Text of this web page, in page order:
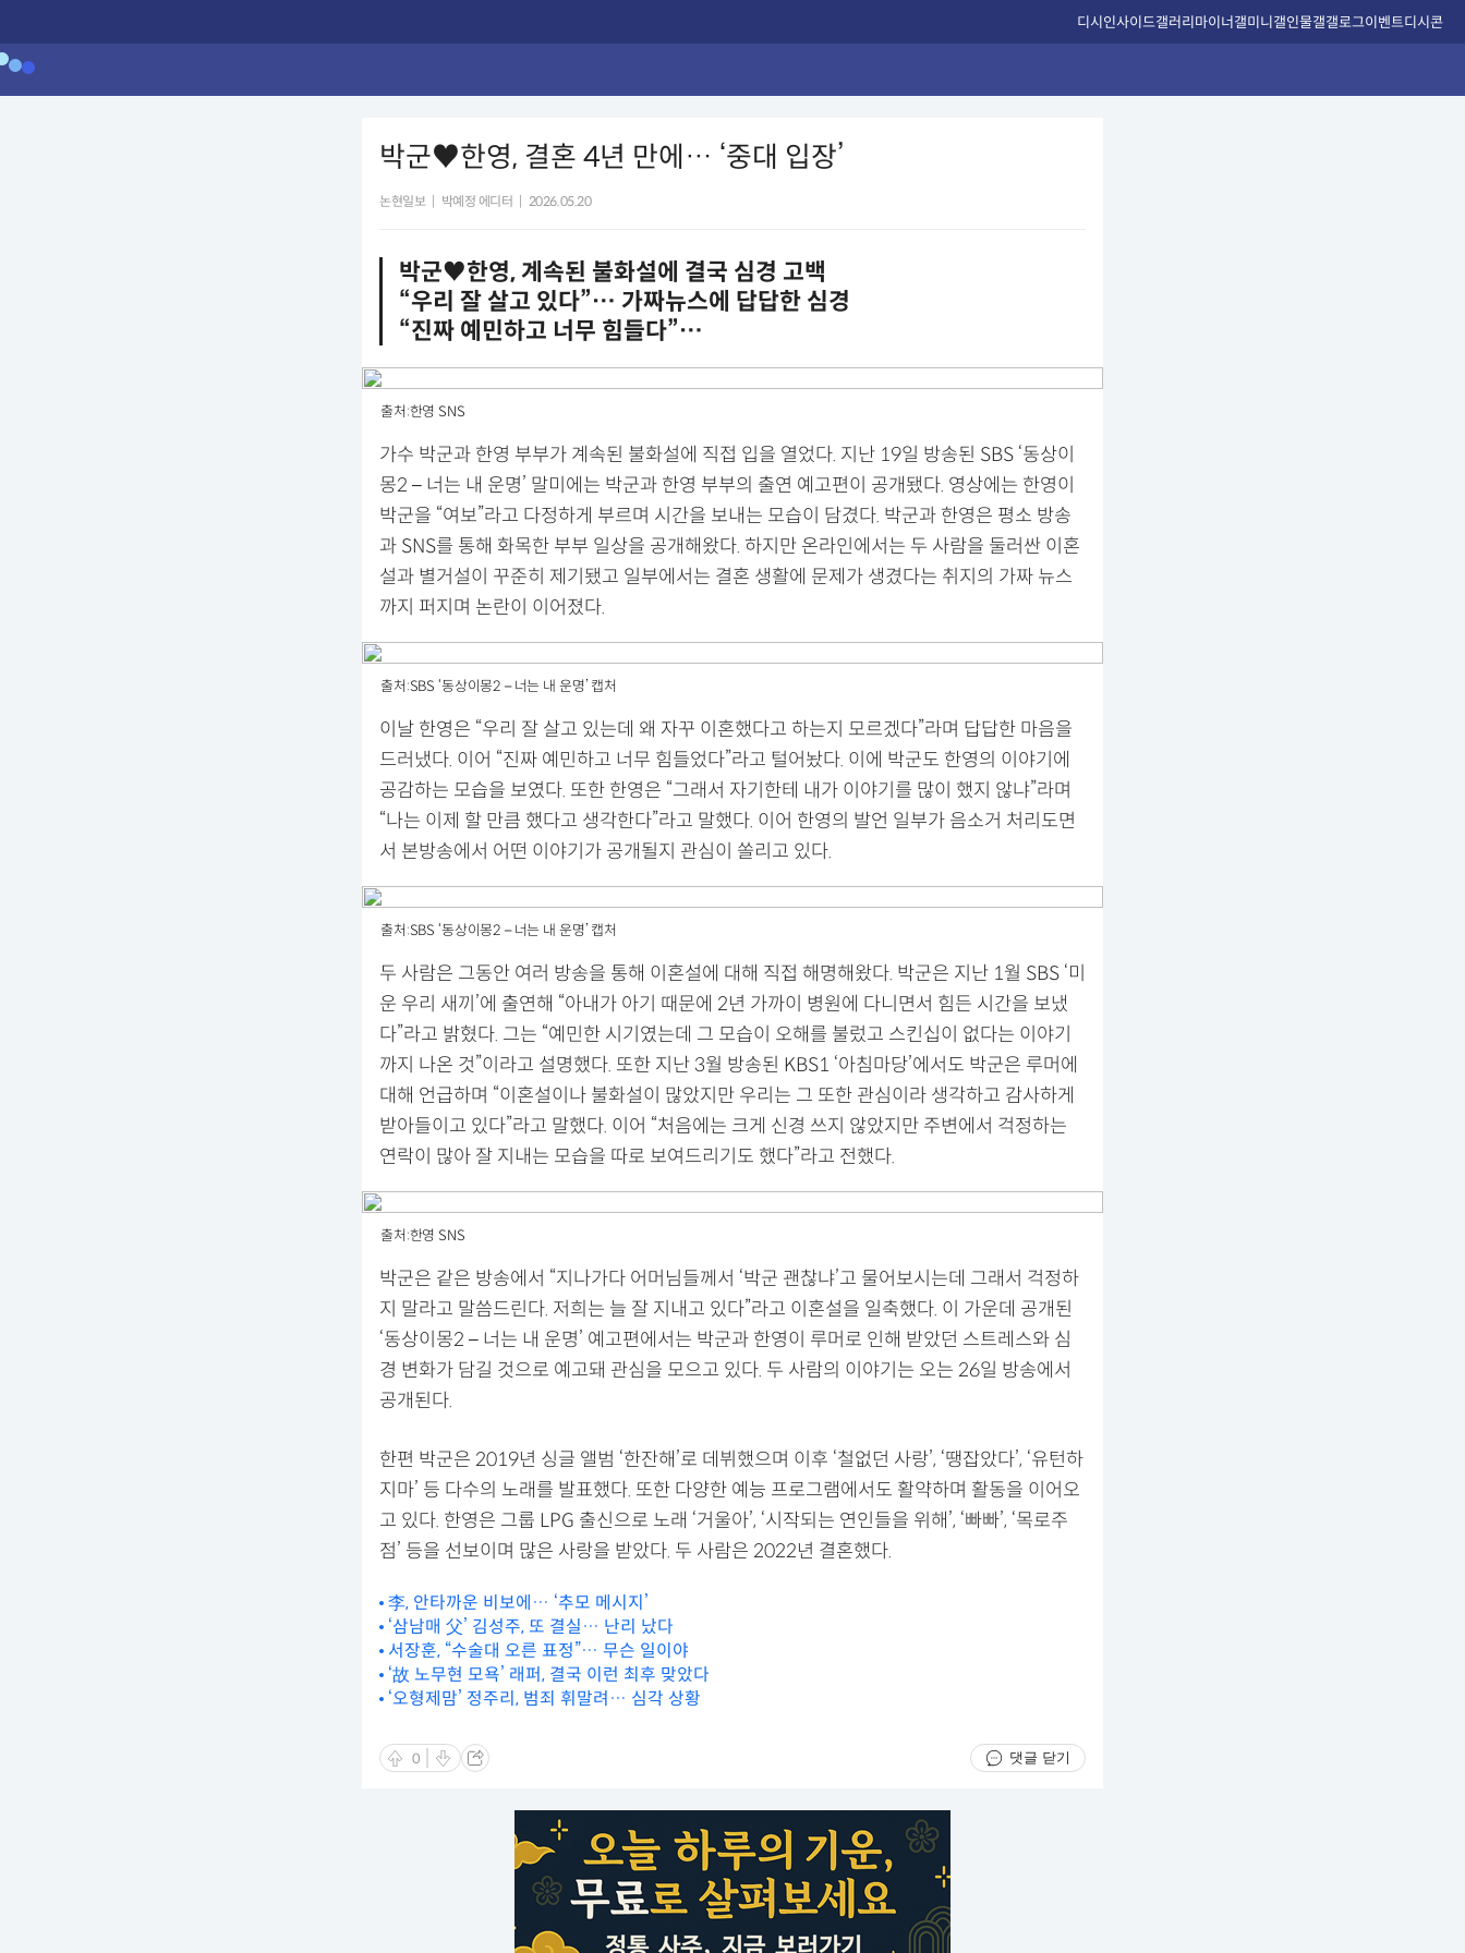
디시인사이드갤러리마이너갤미니갤인물갤갤로그이벤트디시콘
박군♥한영, 결혼 4년 만에… ‘중대 입장’
논현일보 박예정 에디터 2026.05.20
박군♥️한영, 계속된 불화설에 결국 심경 고백
“우리 잘 살고 있다”… 가짜뉴스에 답답한 심경
“진짜 예민하고 너무 힘들다”…
출처:한영 SNS
가수 박군과 한영 부부가 계속된 불화설에 직접 입을 열었다. 지난 19일 방송된 SBS ‘동상이
몽2 – 너는 내 운명’ 말미에는 박군과 한영 부부의 출연 예고편이 공개됐다. 영상에는 한영이
박군을 “여보”라고 다정하게 부르며 시간을 보내는 모습이 담겼다. 박군과 한영은 평소 방송
과 SNS를 통해 화목한 부부 일상을 공개해왔다. 하지만 온라인에서는 두 사람을 둘러싼 이혼
설과 별거설이 꾸준히 제기됐고 일부에서는 결혼 생활에 문제가 생겼다는 취지의 가짜 뉴스
까지 퍼지며 논란이 이어졌다.
출처:SBS ‘동상이몽2 – 너는 내 운명’ 캡처
이날 한영은 “우리 잘 살고 있는데 왜 자꾸 이혼했다고 하는지 모르겠다”라며 답답한 마음을
드러냈다. 이어 “진짜 예민하고 너무 힘들었다”라고 털어놨다. 이에 박군도 한영의 이야기에
공감하는 모습을 보였다. 또한 한영은 “그래서 자기한테 내가 이야기를 많이 했지 않냐”라며
“나는 이제 할 만큼 했다고 생각한다”라고 말했다. 이어 한영의 발언 일부가 음소거 처리도면
서 본방송에서 어떤 이야기가 공개될지 관심이 쏠리고 있다.
출처:SBS ‘동상이몽2 – 너는 내 운명’ 캡처
두 사람은 그동안 여러 방송을 통해 이혼설에 대해 직접 해명해왔다. 박군은 지난 1월 SBS ‘미
운 우리 새끼’에 출연해 “아내가 아기 때문에 2년 가까이 병원에 다니면서 힘든 시간을 보냈
다”라고 밝혔다. 그는 “예민한 시기였는데 그 모습이 오해를 불렀고 스킨십이 없다는 이야기
까지 나온 것”이라고 설명했다. 또한 지난 3월 방송된 KBS1 ‘아침마당’에서도 박군은 루머에
대해 언급하며 “이혼설이나 불화설이 많았지만 우리는 그 또한 관심이라 생각하고 감사하게
받아들이고 있다”라고 말했다. 이어 “처음에는 크게 신경 쓰지 않았지만 주변에서 걱정하는
연락이 많아 잘 지내는 모습을 따로 보여드리기도 했다”라고 전했다.
출처:한영 SNS
박군은 같은 방송에서 “지나가다 어머님들께서 ‘박군 괜찮냐’고 물어보시는데 그래서 걱정하
지 말라고 말씀드린다. 저희는 늘 잘 지내고 있다”라고 이혼설을 일축했다. 이 가운데 공개된
‘동상이몽2 – 너는 내 운명’ 예고편에서는 박군과 한영이 루머로 인해 받았던 스트레스와 심
경 변화가 담길 것으로 예고돼 관심을 모으고 있다. 두 사람의 이야기는 오는 26일 방송에서
공개된다.
한편 박군은 2019년 싱글 앨범 ‘한잔해’로 데뷔했으며 이후 ‘철없던 사랑’, ‘땡잡았다’, ‘유턴하
지마’ 등 다수의 노래를 발표했다. 또한 다양한 예능 프로그램에서도 활약하며 활동을 이어오
고 있다. 한영은 그룹 LPG 출신으로 노래 ‘거울아’, ‘시작되는 연인들을 위해’, ‘빠빠’, ‘목로주
점’ 등을 선보이며 많은 사랑을 받았다. 두 사람은 2022년 결혼했다.
李, 안타까운 비보에… ‘추모 메시지’
‘삼남매 父’ 김성주, 또 결실… 난리 났다
서장훈, “수술대 오른 표정”… 무슨 일이야
‘故 노무현 모욕’ 래퍼, 결국 이런 최후 맞았다
‘오형제맘’ 정주리, 범죄 휘말려… 심각 상황
0 댓글 닫기